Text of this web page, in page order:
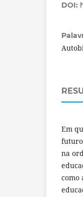
DOI:
Em
na
como